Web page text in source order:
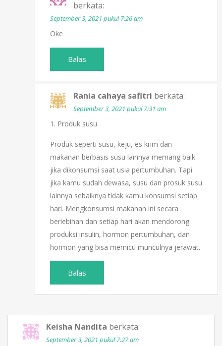
berkata:
September 3, 2021 pukul 7:26 am
Oke
Balas
Rania cahaya safitri berkata:
September 3, 2021 pukul 7:31 am
1. Produk susu
Produk seperti susu, keju, es krim dan
makanan berbasis susu lainnya memang baik
jika dikonsumsi saat usia pertumbuhan. Tapi
jika kamu sudah dewasa, susu dan prosuk susu
lainnya sebaiknya tidak kamu konsumsi setiap
hari. Mengkonsumsi makanan ini secara
berlebihan dan setiap hari akan mendorong
produksi insulin, hormon pertumbuhan, dan
hormon yang bisa memicu munculnya jerawat.
Balas
Keisha Nandita berkata:
September 3, 2021 pukul 7:27 am